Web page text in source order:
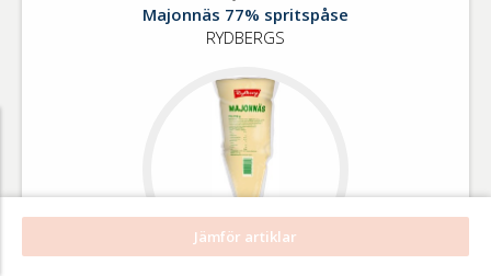
Majonnäs 77% spritspåse
RYDBERGS
Jämför artiklar